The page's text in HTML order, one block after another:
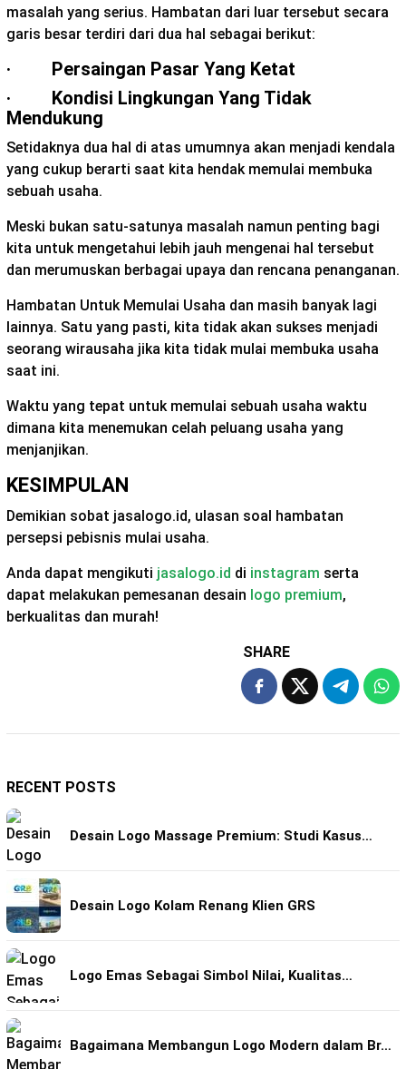
masalah yang serius. Hambatan dari luar tersebut secara
garis besar terdiri dari dua hal sebagai berikut:
· Persaingan Pasar Yang Ketat
· Kondisi Lingkungan Yang Tidak
Mendukung
Setidaknya dua hal di atas umumnya akan menjadi kendala
yang cukup berarti saat kita hendak memulai membuka
sebuah usaha.
Meski bukan satu-satunya masalah namun penting bagi
kita untuk mengetahui lebih jauh mengenai hal tersebut
dan merumuskan berbagai upaya dan rencana penanganan.
Hambatan Untuk Memulai Usaha dan masih banyak lagi
lainnya. Satu yang pasti, kita tidak akan sukses menjadi
seorang wirausaha jika kita tidak mulai membuka usaha
saat ini.
Waktu yang tepat untuk memulai sebuah usaha waktu
dimana kita menemukan celah peluang usaha yang
menjanjikan.
KESIMPULAN
Demikian sobat jasalogo.id, ulasan soal hambatan
persepsi pebisnis mulai usaha.
Anda dapat mengikuti jasalogo.id di instagram serta
dapat melakukan pemesanan desain logo premium,
berkualitas dan murah!
SHARE
RECENT POSTS
Desain Logo Massage Premium: Studi Kasus…
Desain Logo Kolam Renang Klien GRS
Logo Emas Sebagai Simbol Nilai, Kualitas…
Bagaimana Membangun Logo Modern dalam Br…